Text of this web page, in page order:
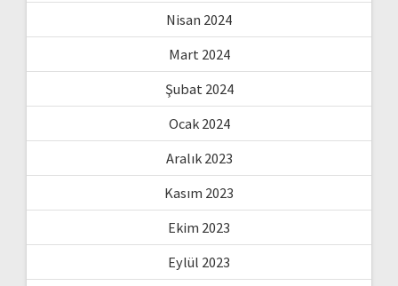
Nisan 2024
Mart 2024
Şubat 2024
Ocak 2024
Aralık 2023
Kasım 2023
Ekim 2023
Eylül 2023